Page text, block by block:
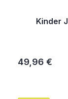
Kinder
49,96 €